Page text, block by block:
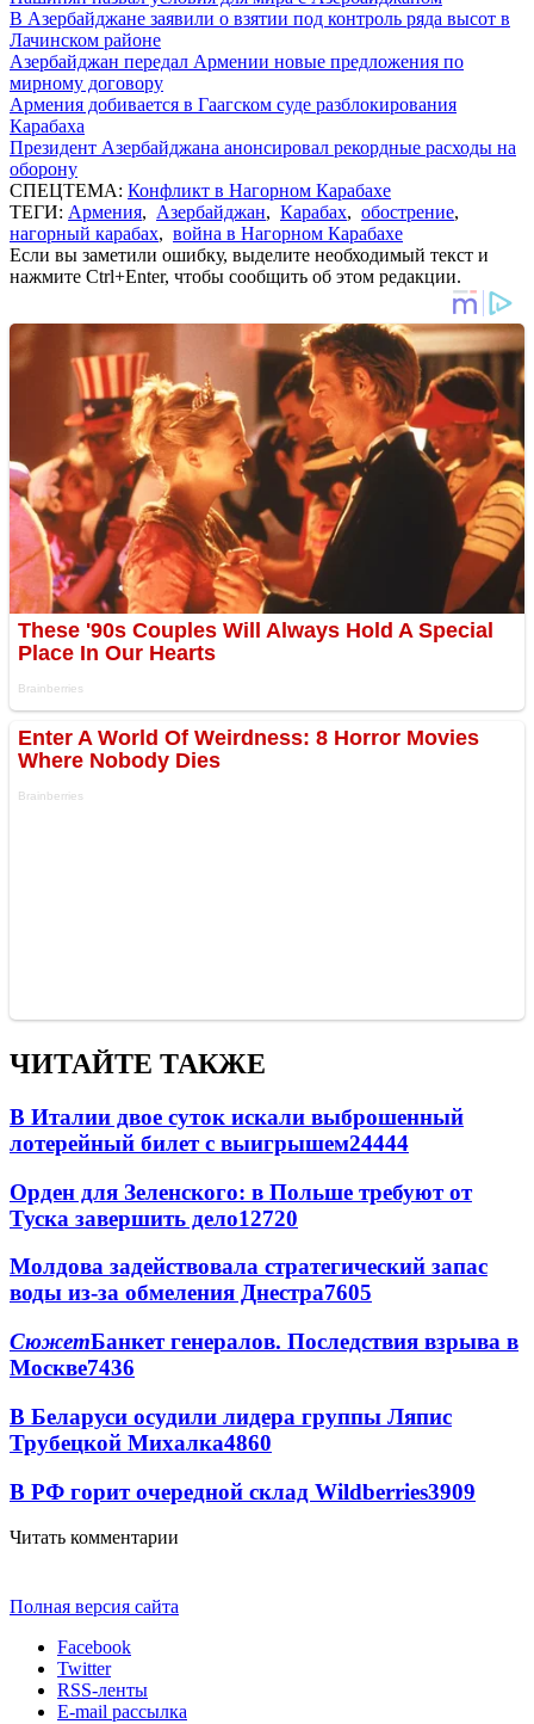
В Азербайджане заявили о взятии под контроль ряда высот в
Лачинском районе
Азербайджан передал Армении новые предложения по
мирному договору
Армения добивается в Гаагском суде разблокирования
Карабаха
Президент Азербайджана анонсировал рекордные расходы на
оборону
СПЕЦТЕМА: Конфликт в Нагорном Карабахе
ТЕГИ: Армения, Азербайджан, Карабах, обострение,
нагорный карабах, война в Нагорном Карабахе
Если вы заметили ошибку, выделите необходимый текст и
нажмите Ctrl+Enter, чтобы сообщить об этом редакции.
ЧИТАЙТЕ ТАКЖЕ
В Италии двое суток искали выброшенный
лотерейный билет с выигрышем24444
Орден для Зеленского: в Польше требуют от
Туска завершить дело12720
Молдова задействовала стратегический запас
воды из-за обмеления Днестра7605
СюжетБанкет генералов. Последствия взрыва в
Москве7436
В Беларуси осудили лидера группы Ляпис
Трубецкой Михалка4860
В РФ горит очередной склад Wildberries3909
Читать комментарии
Полная версия сайта
Facebook
Twitter
RSS-ленты
E-mail рассылка